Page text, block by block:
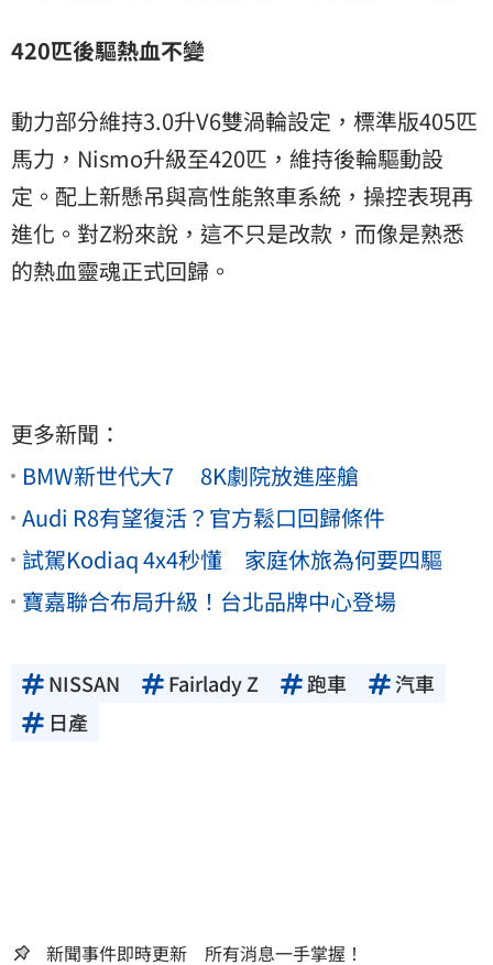
420匹後驅熱血不變
動力部分維持3.0升V6雙渦輪設定，標準版405匹
馬力，Nismo升級至420匹，維持後輪驅動設
定。配上新懸吊與高性能煞車系統，操控表現再
進化。對Z粉來說，這不只是改款，而像是熟悉
的熱血靈魂正式回歸。
更多新聞：
BMW新世代大7 8K劇院放進座艙
Audi R8有望復活？官方鬆口回歸條件
試駕Kodiaq 4x4秒懂 家庭休旅為何要四驅
寶嘉聯合布局升級！台北品牌中心登場
NISSAN Fairlady Z 跑車
汽車
日產
新聞事件即時更新 所有消息一手掌握！